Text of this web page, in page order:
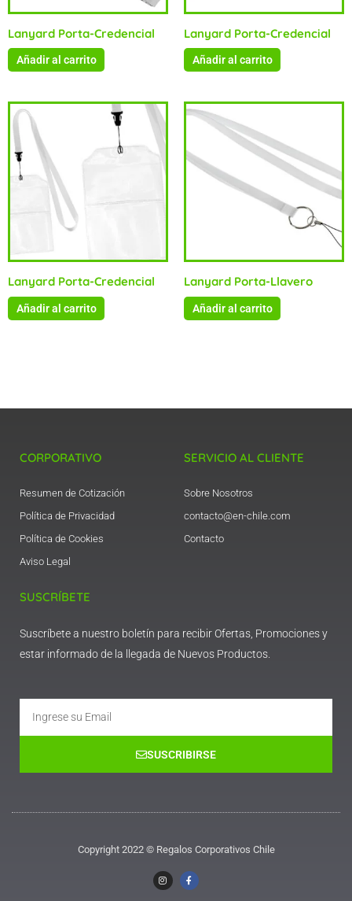
Lanyard Porta-Credencial
Añadir al carrito
Lanyard Porta-Credencial
Añadir al carrito
Lanyard Porta-Credencial
Añadir al carrito
Lanyard Porta-Llavero
Añadir al carrito
CORPORATIVO
Resumen de Cotización
Política de Privacidad
Política de Cookies
Aviso Legal
SERVICIO AL CLIENTE
Sobre Nosotros
contacto@en-chile.com
Contacto
SUSCRÍBETE
Suscríbete a nuestro boletín para recibir Ofertas, Promociones y
estar informado de la llegada de Nuevos Productos.
SUSCRIBIRSE
Copyright 2022 © Regalos Corporativos Chile
I
n
s
F
a
c